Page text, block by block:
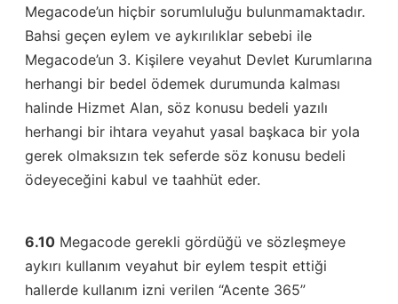
Megacode’un hiçbir sorumluluğu bulunmamaktadır.
Bahsi geçen eylem ve aykırılıklar sebebi ile
Megacode’un 3. Kişilere veyahut Devlet Kurumlarına
herhangi bir bedel ödemek durumunda kalması
halinde Hizmet Alan, söz konusu bedeli yazılı
herhangi bir ihtara veyahut yasal başkaca bir yola
gerek olmaksızın tek seferde söz konusu bedeli
ödeyeceğini kabul ve taahhüt eder.
6.10 Megacode gerekli gördüğü ve sözleşmeye
aykırı kullanım veyahut bir eylem tespit ettiği
hallerde kullanım izni verilen “Acente 365”